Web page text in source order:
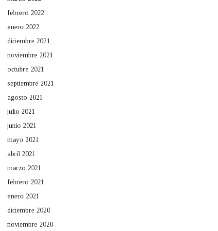
febrero 2022
enero 2022
diciembre 2021
noviembre 2021
octubre 2021
septiembre 2021
agosto 2021
julio 2021
junio 2021
mayo 2021
abril 2021
marzo 2021
febrero 2021
enero 2021
diciembre 2020
noviembre 2020